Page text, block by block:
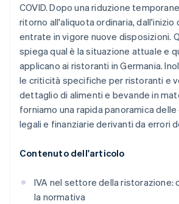
COVID. Dopo una riduzione
ritorno all'aliquota ordinaria, dall'inizio
entrate in vigore nuove disposizioni.
spiega qual è la situazione attuale e
applicano ai ristoranti in Germania.
le criticità specifiche per ristoranti e
dettaglio di alimenti e bevande in
forniamo una rapida panoramica
legali e finanziarie derivanti da errori
Contenuto dell'articolo
IVA nel settore della ristorazione:
la normativa